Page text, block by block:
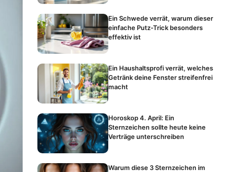
Ein Schwede verrät, warum dieser
einfache Putz-Trick besonders
effektiv ist
Ein Haushaltsprofi verrät, welches
Getränk deine Fenster streifenfrei
macht
Horoskop 4. April: Ein
Sternzeichen sollte heute keine
Verträge unterschreiben
Warum diese 3 Sternzeichen im